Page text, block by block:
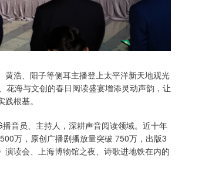
浩、阳子等侧耳主播登上太平洋新天地观光
花海与文创的春日阅读盛宴增添灵动声韵，让
根基。
音员、主持人，深耕声音阅读领域。近十年
万，原创广播剧播放量突破 750万，出版3
读会、上海博物馆之夜、诗歌进地铁在内的